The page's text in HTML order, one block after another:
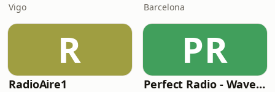
Vigo Barcelona
R
RadioAire1
PR
Perfect Radio - Wavemusic